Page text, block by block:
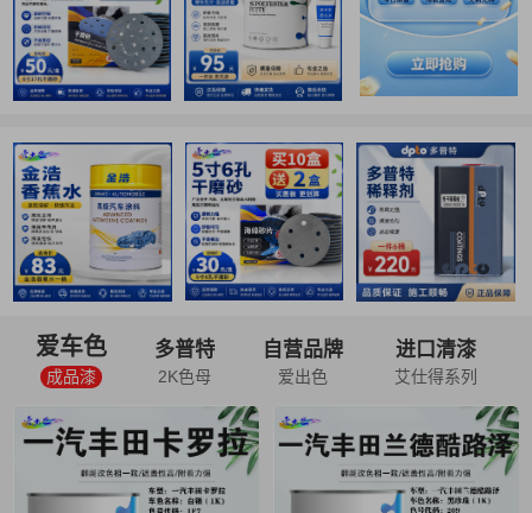
爱车色
成品漆
多普特
2K色母
自营品牌
爱出色
进口清漆
艾仕得系列